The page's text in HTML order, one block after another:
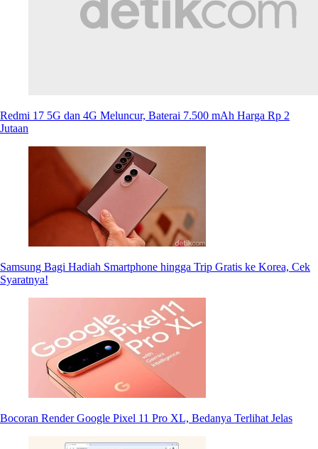
Redmi 17 5G dan 4G Meluncur, Baterai 7.500 mAh Harga Rp 2
Jutaan
Samsung Bagi Hadiah Smartphone hingga Trip Gratis ke Korea, Cek
Syaratnya!
Bocoran Render Google Pixel 11 Pro XL, Bedanya Terlihat Jelas